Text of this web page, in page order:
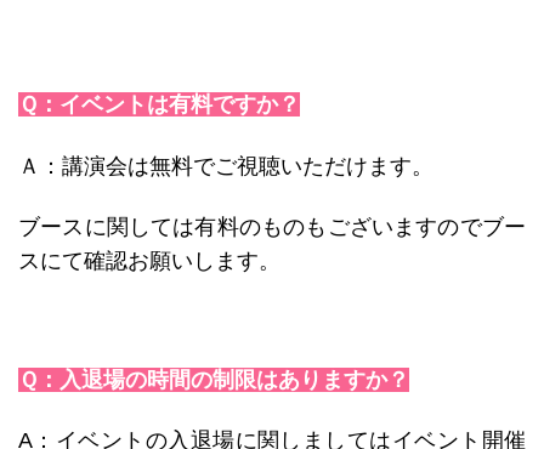
Ｑ：イベントは有料ですか？
Ａ：講演会は無料でご視聴いただけます。
ブースに関しては有料のものもございますのでブー
スにて確認お願いします。
Ｑ：入退場の時間の制限はありますか？
A：イベントの入退場に関しましてはイベント開催